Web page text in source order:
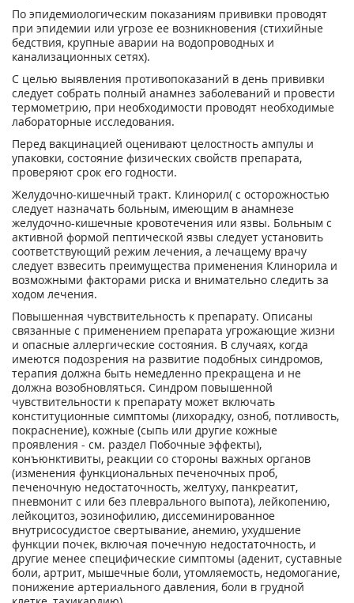
По эпидемиологическим показаниям прививки проводят
при эпидемии или угрозе ее возникновения (стихийные
бедствия, крупные аварии на водопроводных и
канализационных сетях).
С целью выявления противопоказаний в день прививки
следует собрать полный анамнез заболеваний и провести
термометрию, при необходимости проводят необходимые
лабораторные исследования.
Перед вакцинацией оценивают целостность ампулы и
упаковки, состояние физических свойств препарата,
проверяют срок его годности.
Желудочно-кишечный тракт. Клинорил( с осторожностью
следует назначать больным, имеющим в анамнезе
желудочно-кишечные кровотечения или язвы. Больным с
активной формой пептической язвы следует установить
соответствующий режим лечения, а лечащему врачу
следует взвесить преимущества применения Клинорила и
возможными факторами риска и внимательно следить за
ходом лечения.
Повышенная чувствительность к препарату. Описаны
связанные с применением препарата угрожающие жизни
и опасные аллергические состояния. В случаях, когда
имеются подозрения на развитие подобных синдромов,
терапия должна быть немедленно прекращена и не
должна возобновляться. Синдром повышенной
чувствительности к препарату может включать
конституционные симптомы (лихорадку, озноб, потливость,
покраснение), кожные (сыпь или другие кожные
проявления - см. раздел Побочные эффекты),
конъюнктивиты, реакции со стороны важных органов
(изменения функциональных печеночных проб,
печеночную недостаточность, желтуху, панкреатит,
пневмонит с или без плеврального выпота), лейкопению,
лейкоцитоз, эозинофилию, диссеминированное
внутрисосудистое свертывание, анемию, ухудшение
функции почек, включая почечную недостаточность, и
другие менее специфические симптомы (аденит, суставные
боли, артрит, мышечные боли, утомляемость, недомогание,
понижение артериального давления, боли в грудной